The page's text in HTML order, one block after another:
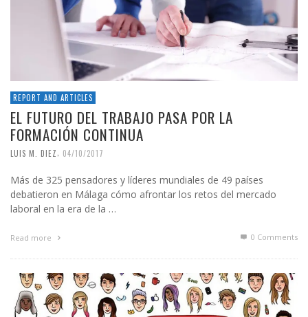
REPORT AND ARTICLES
EL FUTURO DEL TRABAJO PASA POR LA
FORMACIÓN CONTINUA
LUIS M. DIEZ, 04/10/2017
Más de 325 pensadores y líderes mundiales de 49 países
debatieron en Málaga cómo afrontar los retos del mercado
laboral en la era de la …
Read more 0 Comments